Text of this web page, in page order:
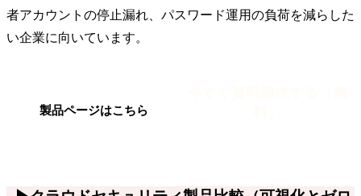
者アカウントの停止漏れ、パスワード運用の負荷を減らした
い企業に向いています。
製品ページはこちら